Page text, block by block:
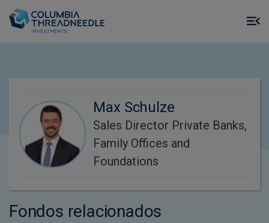
Max Schulze
Sales Director Private Banks,
Family Offices and
Foundations
Fondos relacionados